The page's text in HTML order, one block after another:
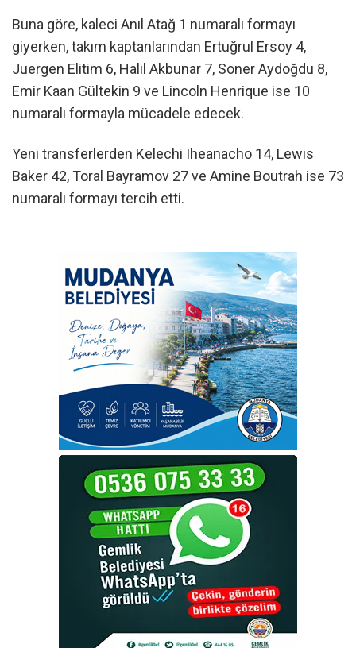
Buna göre, kaleci Anıl Atağ 1 numaralı formayı
giyerken, takım kaptanlarından Ertuğrul Ersoy 4,
Juergen Elitim 6, Halil Akbunar 7, Soner Aydoğdu 8,
Emir Kaan Gültekin 9 ve Lincoln Henrique ise 10
numaralı formayla mücadele edecek.
Yeni transferlerden Kelechi Iheanacho 14, Lewis
Baker 42, Toral Bayramov 27 ve Amine Boutrah ise 73
numaralı formayı tercih etti.